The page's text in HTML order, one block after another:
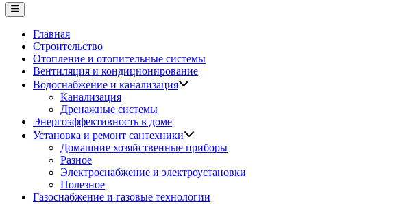
Main
Menu
Главная
Строительство
Отопление и отопительные системы
Вентиляция и кондиционирование
Водоснабжение и канализация
Канализация
Дренажные системы
Энергоэффективность в доме
Установка и ремонт сантехники
Домашние хозяйственные приборы
Разное
Электроснабжение и электроустановки
Полезное
Газоснабжение и газовые технологии